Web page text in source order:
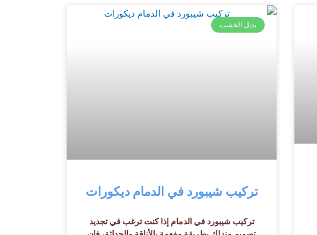
بديل الخشب
تركيب شيبورد في الدمام ديكورات
تركيب شيبورد في الدمام إذا كنت ترغب في تجديد